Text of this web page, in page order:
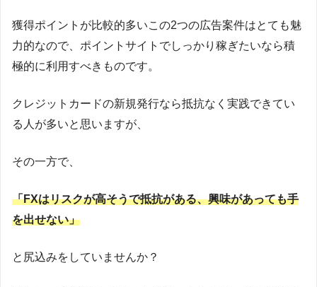
獲得ポイントが比較的多いこの2つの広告案件はとても魅
力的なので、ポイントサイトでしっかり稼ぎたいなら積
極的に利用すべきものです。
クレジットカードの新規発行なら抵抗なく実践できてい
る人が多いと思いますが、
その一方で、
「FXはリスクが高そうで抵抗がある、興味があっても手
を出せない」
と尻込みをしていませんか？